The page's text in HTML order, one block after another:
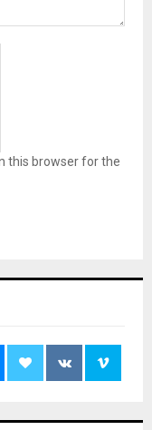
this browser for the